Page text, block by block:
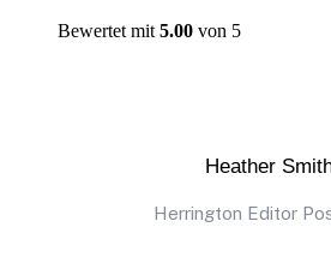
Bewertet mit 5.00 von 5
Heather
Herrington Editor